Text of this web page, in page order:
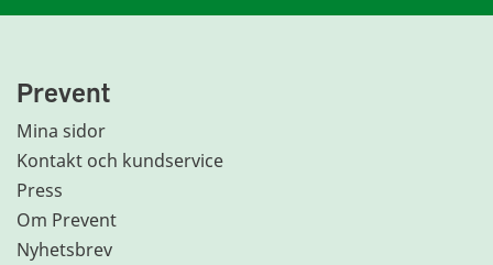
Prevent
Mina sidor
Kontakt och kundservice
Press
Om Prevent
Nyhetsbrev